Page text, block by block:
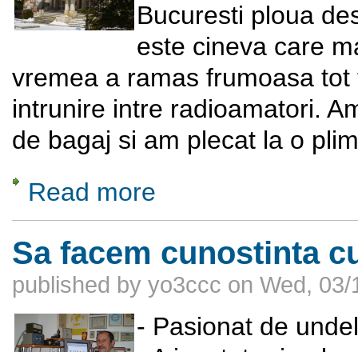
Bucuresti ploua
este cineva care
vremea a ramas frumoasa
intrunire intre radioamatori.
de bagaj si am plecat la o
Read more
Sa facem cunostinta
published by yo3ccc on Wed,
- Pasionat de